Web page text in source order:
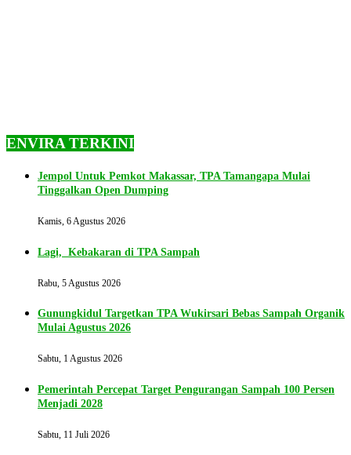
ENVIRA TERKINI
Jempol Untuk Pemkot Makassar, TPA Tamangapa Mulai
Tinggalkan Open Dumping
Kamis, 6 Agustus 2026
Lagi, Kebakaran di TPA Sampah
Rabu, 5 Agustus 2026
Gunungkidul Targetkan TPA Wukirsari Bebas Sampah Organik
Mulai Agustus 2026
Sabtu, 1 Agustus 2026
Pemerintah Percepat Target Pengurangan Sampah 100 Persen
Menjadi 2028
Sabtu, 11 Juli 2026